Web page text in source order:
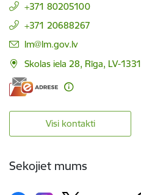
+371 80205100
+371 20688267
E-pasts:
lm@lm.gov.lv
Skolas iela 28, Rīga, LV-1331
Visi kontakti
Sekojiet mums